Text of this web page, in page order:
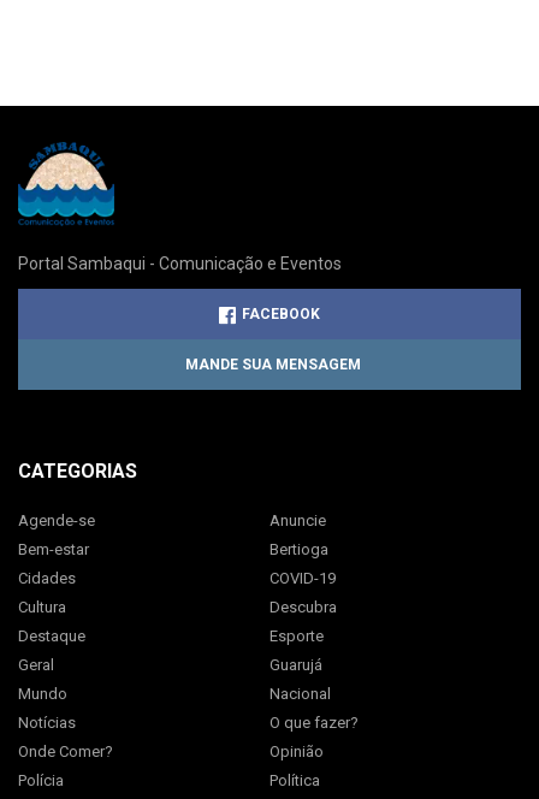
Portal Sambaqui - Comunicação e Eventos
FACEBOOK
MANDE SUA MENSAGEM
CATEGORIAS
Agende-se
Anuncie
Bem-estar
Bertioga
Cidades
COVID-19
Cultura
Descubra
Destaque
Esporte
Geral
Guarujá
Mundo
Nacional
Notícias
O que fazer?
Onde Comer?
Opinião
Polícia
Política